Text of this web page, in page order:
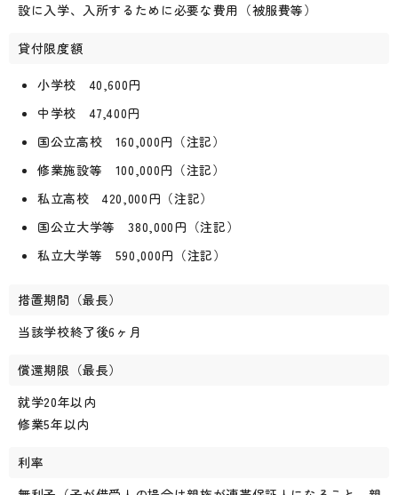
設に入学、入所するために必要な費用（被服費等）
貸付限度額
小学校 40,600円
中学校 47,400円
国公立高校 160,000円（注記）
修業施設等 100,000円（注記）
私立高校 420,000円（注記）
国公立大学等 380,000円（注記）
私立大学等 590,000円（注記）
措置期間（最長）
当該学校終了後6ヶ月
償還期限（最長）
就学20年以内
修業5年以内
利率